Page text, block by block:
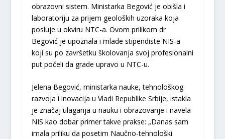
obrazovni sistem. Ministarka Begović je obišla i
laboratoriju za prijem geoloških uzoraka koja
posluje u okviru NTC-a. Ovom prilikom dr
Begović je upoznala i mlade stipendiste NIS-a
koji su po završetku školovanja svoj profesionalni
put počeli da grade upravo u NTC-u.
Jelena Begović, ministarka nauke, tehnološkog
razvoja i inovacija u Vladi Republike Srbije, istakla
je značaj ulaganja u nauku i obrazovanje i navela
NIS kao dobar primer takve prakse: „Danas sam
imala priliku da posetim Naučno-tehnološki